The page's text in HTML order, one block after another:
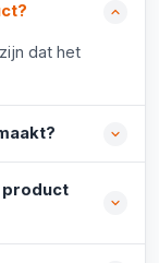
dat het
product